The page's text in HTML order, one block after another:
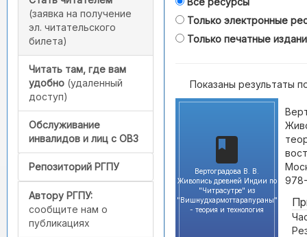
(заявка на получение
эл. читательского
билета)
Читать там, где вам
удобно (удаленный
доступ)
Обслуживание
инвалидов и лиц с ОВЗ
Репозиторий РГПУ
Автору РГПУ:
сообщите нам о
публикациях
Только электронные
Только печатные
Показаны результаты
Вертоградова В. В.
Живопись древней Индии по
"Читрасутре" из
"Вишнудхармоттарапураны"
- теория и технология